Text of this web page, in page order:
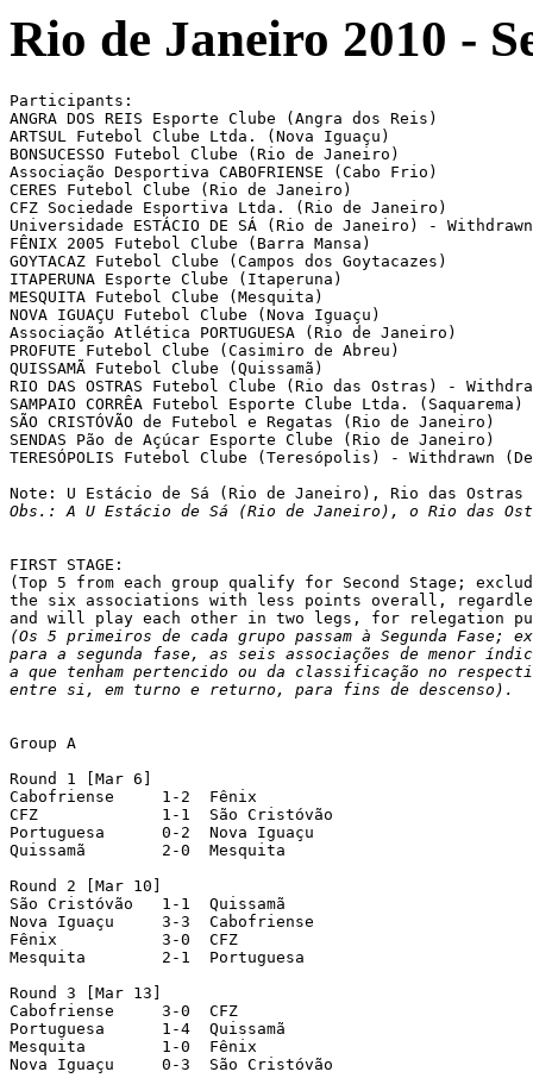
Rio de Janeiro 2010 -
Participants:
ANGRA DOS REIS Esporte Clube (Angra dos Reis)
ARTSUL Futebol Clube Ltda. (Nova Iguaçu)
BONSUCESSO Futebol Clube (Rio de Janeiro)
Associação Desportiva CABOFRIENSE (Cabo Frio)
CERES Futebol Clube (Rio de Janeiro)
CFZ Sociedade Esportiva Ltda. (Rio de Janeiro)
Universidade ESTÁCIO DE SÁ (Rio de Janeiro) -
FÊNIX 2005 Futebol Clube (Barra Mansa)
GOYTACAZ Futebol Clube (Campos dos Goytacazes)
ITAPERUNA Esporte Clube (Itaperuna)
MESQUITA Futebol Clube (Mesquita)
NOVA IGUAÇU Futebol Clube (Nova Iguaçu)
Associação Atlética PORTUGUESA (Rio de Janeiro)
PROFUTE Futebol Clube (Casimiro de Abreu)
QUISSAMÃ Futebol Clube (Quissamã)
RIO DAS OSTRAS Futebol Clube (Rio das Ostras) -
SAMPAIO CORRÊA Futebol Esporte Clube Ltda. (Saquarema)
SÃO CRISTÓVÃO de Futebol e Regatas (Rio de Janeiro)
SENDAS Pão de Açúcar Esporte Clube (Rio de Janeiro)
TERESÓPOLIS Futebol Clube (Teresópolis) - Withdrawn
Obs.: A U Estácio de Sá (Rio de Janeiro), o Rio das
FIRST STAGE:
(Top 5 from each group qualify for Second Stage;
the six associations with less points overall,
(Os 5 primeiros de cada grupo passam à Segunda Fase;
para a segunda fase, as seis associações de menor
a que tenham pertencido ou da classificação no
entre si, em turno e returno, para fins de descenso).
Group A
Round 1 [Mar 6]
Cabofriense     1-2  Fênix
CFZ             1-1  São Cristóvão
Portuguesa      0-2  Nova Iguaçu
Quissamã        2-0  Mesquita
Round 2 [Mar 10]
São Cristóvão   1-1  Quissamã
Nova Iguaçu     3-3  Cabofriense
Fênix           3-0  CFZ
Mesquita        2-1  Portuguesa
Round 3 [Mar 13]
Cabofriense     3-0  CFZ
Portuguesa      1-4  Quissamã
Mesquita        1-0  Fênix
Nova Iguaçu     0-3  São Cristóvão